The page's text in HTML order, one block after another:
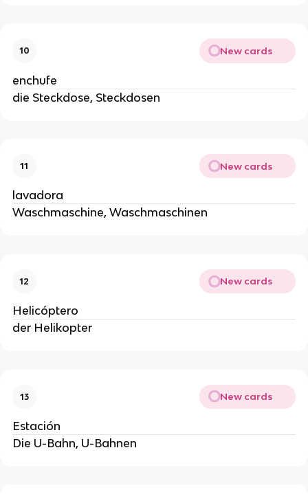
10 New cards
enchufe
die Steckdose, Steckdosen
11 New cards
lavadora
Waschmaschine, Waschmaschinen
12 New cards
Helicóptero
der Helikopter
13 New cards
Estación
Die U-Bahn, U-Bahnen